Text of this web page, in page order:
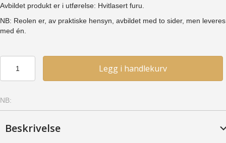
Avbildet produkt er i utførelse: Hvitlasert furu.
NB: Reolen er, av praktiske hensyn, avbildet med to sider, men leveres
med én.
–
(SR2-
83)
Bjerk,
Legg i handlekurv
NB:
Beskrivelse